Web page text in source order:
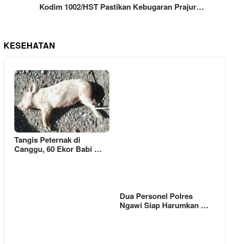
Kodim 1002/HST Pastikan Kebugaran Prajur…
KESEHATAN
Tangis Peternak di
Canggu, 60 Ekor Babi …
Dua Personel Polres
Ngawi Siap Harumkan …